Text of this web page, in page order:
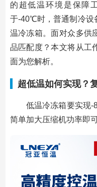
的超低温环境是保障
于-40℃时，普通制冷设
温冷冻箱。面对众多供
品匹配度？本文将从工
面为您解析。
超低温如何实现？
低温冷冻箱要实现
简单加大压缩机功率即